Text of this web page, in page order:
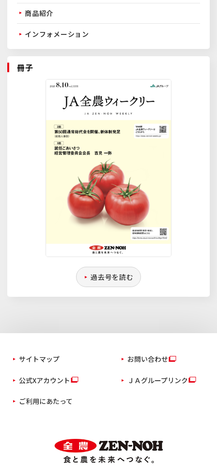
商品紹介
インフォメーション
冊子
過去号を読む
サイトマップ お問い合わせ
公式Xアカウント ＪＡグループリンク
ご利用にあたって